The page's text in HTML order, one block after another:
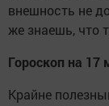
внешность не
же знаешь, что
Гороскоп на 17
Крайне